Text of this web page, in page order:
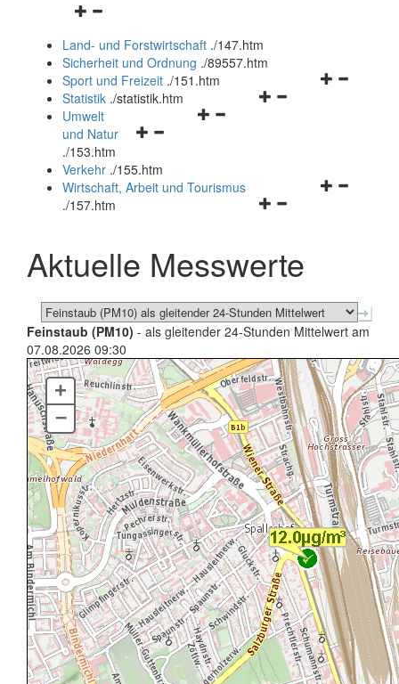
Navigationsmenü
und
schließen
Land- und Forstwirtschaft ./147.htm
Sicherheit und Ordnung ./89557.htm
Navigationsmenü
Sport und Freizeit ./151.htm
Navigationsmenü
Statistik ./statistik.htm
Navigationsmenü
und
schließen
Umwelt
und Natur
./153.htm
Verkehr ./155.htm
Navigationsmenü
schließen
Wirtschaft, Arbeit und Tourismus
./157.htm
Aktuelle Messwerte
Feinstaub (PM10) - als gleitender 24-Stunden Mittelwert am
07.08.2026 09:30
+
–